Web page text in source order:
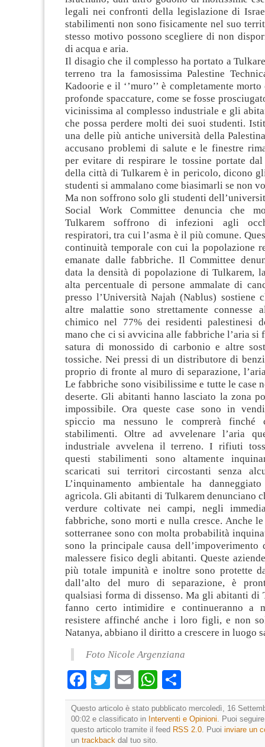
legali nei confronti della legislazione di
stabilimenti non sono fisicamente nel suo
stesso motivo possono scegliere di non
di acqua e aria.
Il disagio che il complesso ha portato a
terreno tra la famosissima Palestine
Kadoorie e il ‘’muro’’ è completamente
profonde spaccature, come se fosse
vicinissima al complesso industriale e gli
che possa perdere molti dei suoi studenti.
una delle più antiche università della
accusano problemi di salute e le finestre
per evitare di respirare le tossine portate
della città di Tulkarem è in pericolo, dicono
studenti si ammalano come biasimarli se non
Ma non soffrono solo gli studenti
Social Work Committee denuncia che
Tulkarem soffrono di infezioni agli
respiratori, tra cui l’asma è il più comune.
continuità temporale con cui la popolazione
emanate dalle fabbriche. Il Committee
data la densità di popolazione di Tulkarem,
alta percentuale di persone ammalate di
presso l’Università Najah (Nablus) sostiene
altre malattie sono strettamente connesse
chimico nel 77% dei residenti palestinesi
mano che ci si avvicina alle fabbriche l’aria si
satura di monossido di carbonio e altre
tossiche. Nei pressi di un distributore di
proprio di fronte al muro di separazione,
Le fabbriche sono visibilissime e tutte le case
deserte. Gli abitanti hanno lasciato la zona
impossibile. Ora queste case sono in
spiccio ma nessuno le comprerà finché
stabilimenti. Oltre ad avvelenare l’aria
industriale avvelena il terreno. I rifiuti
questi stabilimenti sono altamente
scaricati sui territori circostanti senza
L’inquinamento ambientale ha
agricola. Gli abitanti di Tulkarem denunciano
verdure coltivate nei campi, negli
fabbriche, sono morti e nulla cresce. Anche
sotterranee sono con molta probabilità
sono la principale causa
malessere fisico degli abitanti. Queste
più totale impunità e inoltre sono protette
dall’alto del muro di separazione, è
qualsiasi forma di dissenso. Ma gli abitanti di
fanno certo intimidire e continueranno a
resistere affinché anche i loro figli, e non
Natanya, abbiano il diritto a crescere in luogo
Foto Nicole Argenziana
Facebook
TwitterEmailWhatsApp
Questo articolo è stato pubblicato mercoledì, 16
00:02 e classificato in Interventi e Opinioni . Puoi
questo articolo tramite il feed RSS 2.0 . Puoi inviare un
un trackback dal tuo sito.